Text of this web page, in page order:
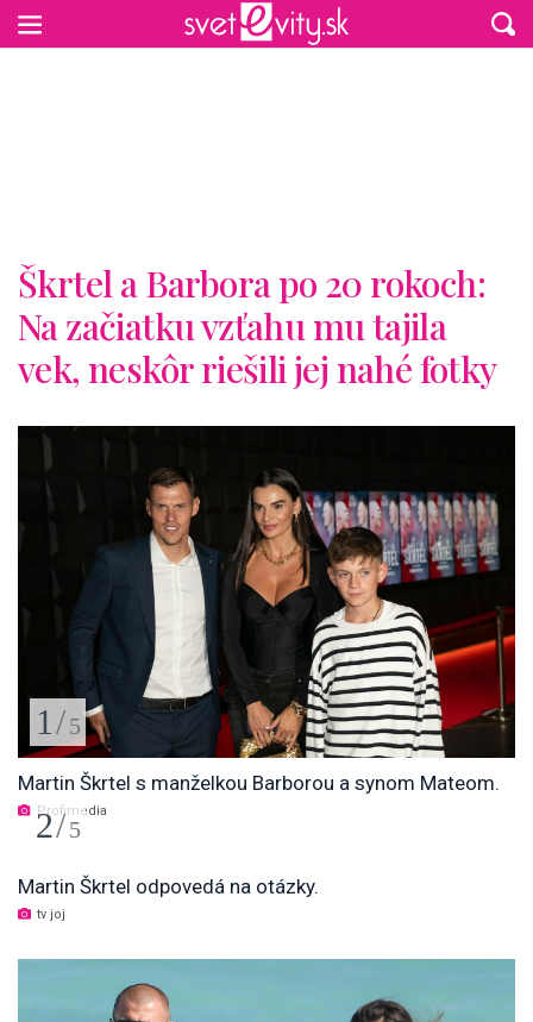
Škrtel a Barbora po 20 rokoch:
Na začiatku vzťahu mu tajila
vek, neskôr riešili jej nahé fotky
1 /5
Martin Škrtel s manželkou Barborou a synom Mateom.
Profimedia
2/5
Martin Škrtel odpovedá na otázky.
tv joj